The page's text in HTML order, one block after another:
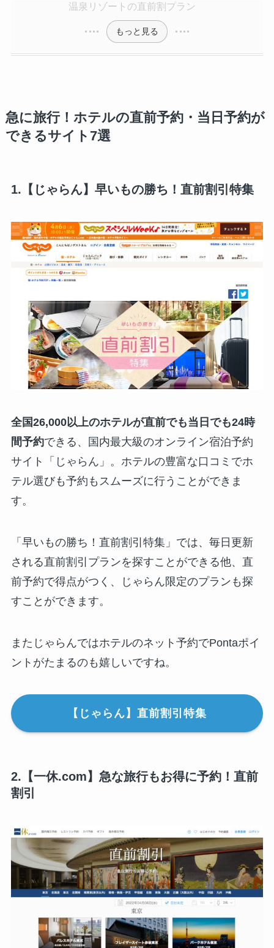
温泉リゾートの直前割プラン
もっと見る
急に旅行！ホテルの直前予約・当日予約が
できるサイト7選
1.【じゃらん】早いもの勝ち！直前割引特集
全国26,000以上のホテルが直前でも当日でも24時
間予約できる、国内最大級のオンライン宿泊予約
サイト「じゃらん」。ホテルの豊富な口コミでホ
テル選びも予約もスムーズに行うことができま
す。
「早いもの勝ち！直前割引特集」では、毎日更新
される直前割引プランを探すことができる他、直
前予約で得点がつく、じゃらん限定のプランも探
すことができます。
またじゃらんではホテルのネット予約でPontaポイ
ントがたまるのも嬉しいですね。
【じゃらん】直前割引特集
2.【一休.com】急な旅行もお得に予約！直前
割引